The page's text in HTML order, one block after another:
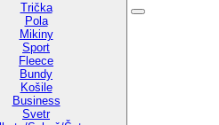
Trička
Pola
Mikiny
Sport
Fleece
Bundy
Košile
Business
Svetr